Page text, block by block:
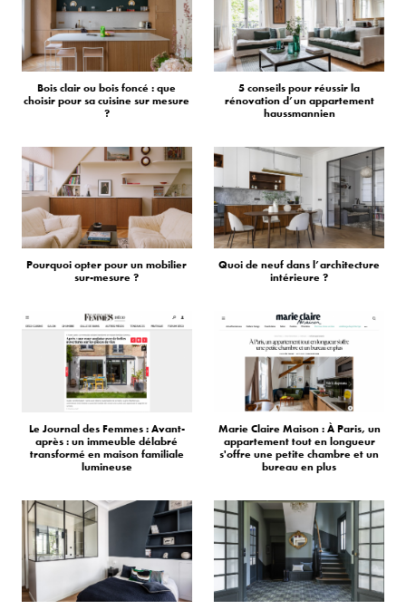
Bois clair ou bois foncé : que
choisir pour sa cuisine sur mesure
?
5 conseils pour réussir la
rénovation d’un appartement
haussmannien
Pourquoi opter pour un mobilier
sur-mesure ?
Quoi de neuf dans l’architecture
intérieure ?
Le Journal des Femmes : Avant-
après : un immeuble délabré
transformé en maison familiale
lumineuse
Marie Claire Maison : À Paris, un
appartement tout en longueur
s'offre une petite chambre et un
bureau en plus